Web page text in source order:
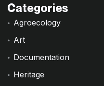
Categories
Agroecology
Art
Documentation
Heritage